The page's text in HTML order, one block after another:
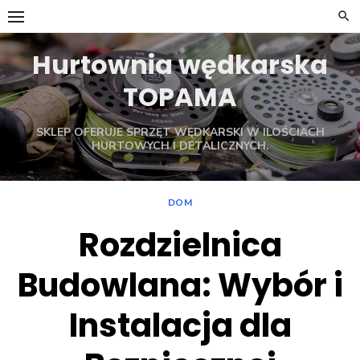
Skip
to
contentHurtownia wędkarska
TOPAMA
SKLEP OFERUJE SPRZĘT WĘDKARSKI W ILOŚCIACH
HURTOWYCH I DETALICZNYCH.
DOM
Rozdzielnica
Budowlana: Wybór i
Instalacja dla